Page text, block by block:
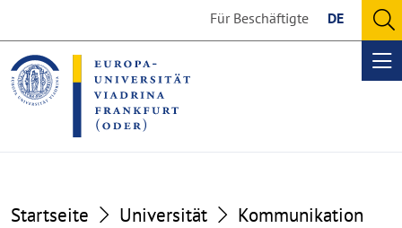
the
content
section
the
footer
section
Für Beschäftigte DE
Startseite Universität
Kommunikation